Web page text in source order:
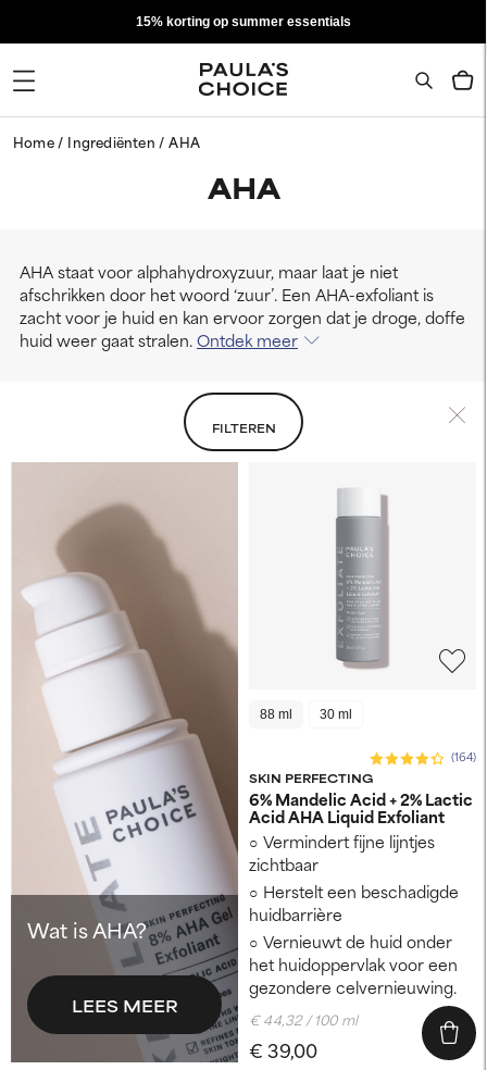
15% korting op summer essentials
Home Ingrediënten AHA
AHA
AHA staat voor alphahydroxyzuur, maar laat je niet
afschrikken door het woord ‘zuur’. Een AHA-exfoliant is
zacht voor je huid en kan ervoor zorgen dat je droge, doffe
huid weer gaat stralen.Ontdek meer
FILTEREN
Wat is AHA?
LEES MEER
88 ml 30 ml
SKIN PERFECTING
(164)
6% Mandelic Acid + 2% Lactic
Acid AHA Liquid Exfoliant
Vermindert fijne lijntjes
zichtbaar
Herstelt een beschadigde
huidbarrière
Vernieuwt de huid onder
het huidoppervlak voor een
gezondere celvernieuwing.
€ 39,00
€ 44,32 / 100 ml